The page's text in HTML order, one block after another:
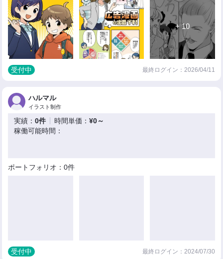
+ 10
受付中 最終ログイン：2026/04/11
ハルマル
イラスト制作
実績：0件 時間単価：¥0～
稼働可能時間：
ポートフォリオ：0件
受付中 最終ログイン：2024/07/30